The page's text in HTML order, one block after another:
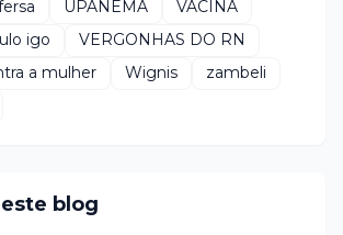
UPANEMA
VACINA
igo
VERGONHAS DO RN
a mulher
Wignis
zambeli
blog